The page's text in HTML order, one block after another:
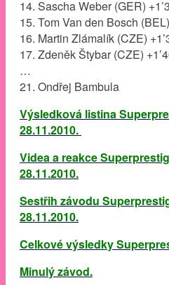
14. Sascha Weber (GER)
15. Tom Van den Bosch (BEL)
16. Martin Zlámalík (CZE)
17. Zdeněk Štybar (CZE)
…
21. Ondřej Bambula
Výsledková listina
28.11.2010.
Videa a reakce
28.11.2010.
Sestřih závodu
28.11.2010.
Celkové výsledky
Minulý závod.